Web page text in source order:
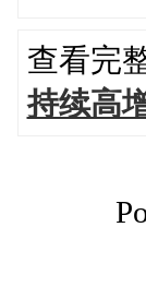
查看完
持续高